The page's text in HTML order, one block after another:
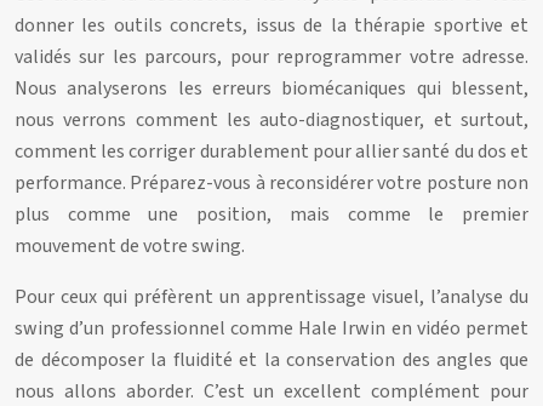
donner les outils concrets, issus de la thérapie sportive et
validés sur les parcours, pour reprogrammer votre adresse.
Nous analyserons les erreurs biomécaniques qui blessent,
nous verrons comment les auto-diagnostiquer, et surtout,
comment les corriger durablement pour allier santé du dos et
performance. Préparez-vous à reconsidérer votre posture non
plus comme une position, mais comme le premier
mouvement de votre swing.
Pour ceux qui préfèrent un apprentissage visuel, l’analyse du
swing d’un professionnel comme Hale Irwin en vidéo permet
de décomposer la fluidité et la conservation des angles que
nous allons aborder. C’est un excellent complément pour